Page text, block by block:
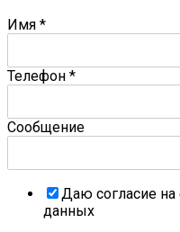
Имя *
Телефон *
Сообщение
Даю согласие на
данных